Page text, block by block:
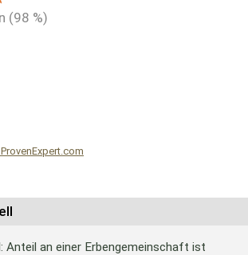
(98 %)
Anteil an einer Erbengemeinschaft ist